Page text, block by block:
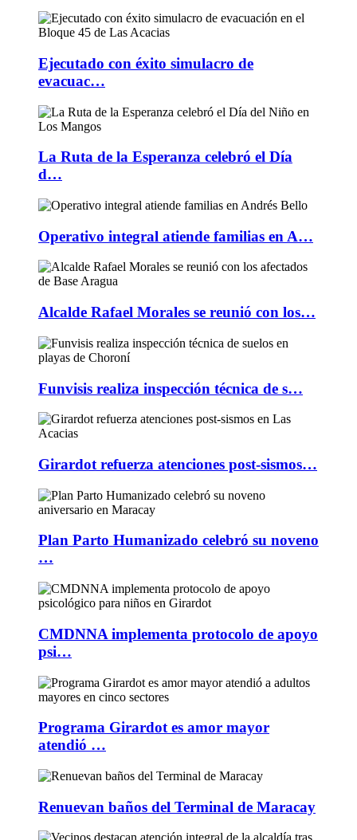
Ejecutado con éxito simulacro de
evacuac…
La Ruta de la Esperanza celebró el Día
d…
Operativo integral atiende familias en A…
Alcalde Rafael Morales se reunió con los…
Funvisis realiza inspección técnica de s…
Girardot refuerza atenciones post-sismos…
Plan Parto Humanizado celebró su noveno
…
CMDNNA implementa protocolo de apoyo
psi…
Programa Girardot es amor mayor
atendió …
Renuevan baños del Terminal de Maracay